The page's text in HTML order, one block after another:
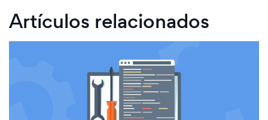
Artículos relacionados